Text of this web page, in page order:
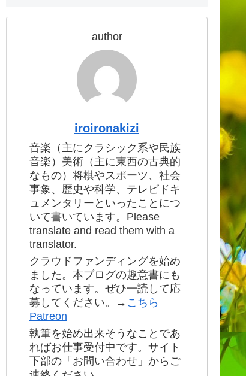
author
iroironakizi
音楽（主にクラシック系や民族
音楽）美術（主に東西の古典的
なもの）将棋やスポーツ、社会
事象、歴史や科学、テレビドキ
ュメンタリーといったことにつ
いて書いています。Please
translate and read them with a
translator.
クラウドファンディングを始め
ました。本ブログの趣意書にも
なっています。ぜひ一読して応
募してください。→ こちら
Patreon
執筆を始め出来そうなことであ
ればお仕事受付中です。サイト
下部の「お問い合わせ」からご